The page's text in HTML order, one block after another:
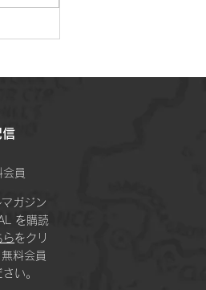
信
員
ガジン
を購読
らをクリ
料会員
い。